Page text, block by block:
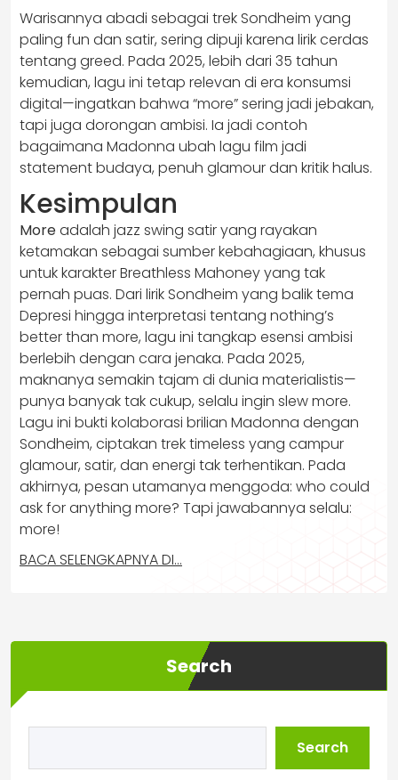
Warisannya abadi sebagai trek Sondheim yang
paling fun dan satir, sering dipuji karena lirik cerdas
tentang greed. Pada 2025, lebih dari 35 tahun
kemudian, lagu ini tetap relevan di era konsumsi
digital—ingatkan bahwa “more” sering jadi jebakan,
tapi juga dorongan ambisi. Ia jadi contoh
bagaimana Madonna ubah lagu film jadi
statement budaya, penuh glamour dan kritik halus.
Kesimpulan
Moreadalah jazz swing satir yang rayakan
ketamakan sebagai sumber kebahagiaan, khusus
untuk karakter Breathless Mahoney yang tak
pernah puas. Dari lirik Sondheim yang balik tema
Depresi hingga interpretasi tentang nothing’s
better than more, lagu ini tangkap esensi ambisi
berlebih dengan cara jenaka. Pada 2025,
maknanya semakin tajam di dunia materialistis—
punya banyak tak cukup, selalu ingin slew more.
Lagu ini bukti kolaborasi brilian Madonna dengan
Sondheim, ciptakan trek timeless yang campur
glamour, satir, dan energi tak terhentikan. Pada
akhirnya, pesan utamanya menggoda: who could
ask for anything more? Tapi jawabannya selalu:
more!
BACA SELENGKAPNYA DI…
Search
Search